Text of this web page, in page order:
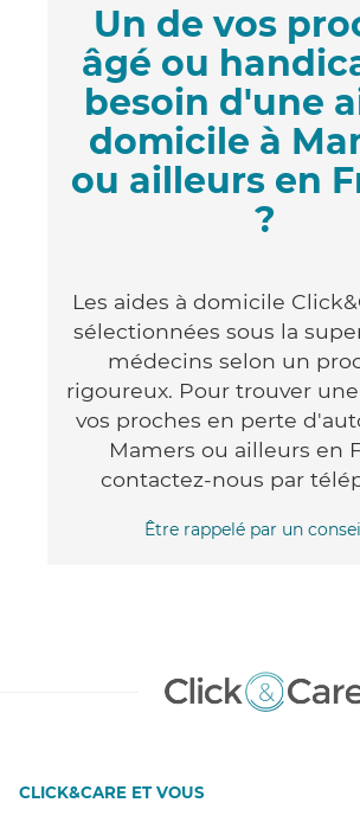
Un de vos
âgé ou
besoin d'une
domicile à
ou ailleurs en
?
Les aides à domicile
sélectionnées sous la
médecins selon un
rigoureux. Pour trouver
vos proches en perte
Mamers ou ailleurs en
contactez-nous par
Être rappelé par un
CLICK&CARE ET VOUS